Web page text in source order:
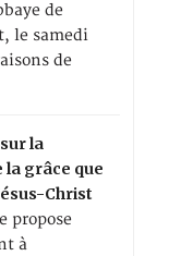
de
le samedi
de
la
la grâce que
Christ
propose
à